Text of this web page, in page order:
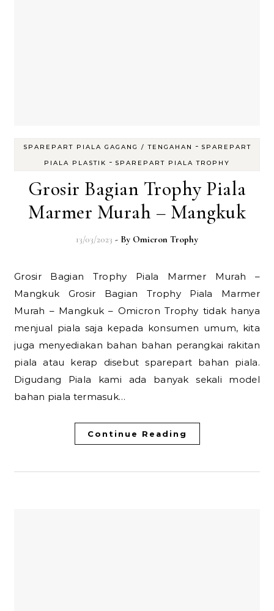
SPAREPART PIALA GAGANG / TENGAHAN - SPAREPART
PIALA PLASTIK - SPAREPART PIALA TROPHY
Grosir Bagian Trophy Piala
Marmer Murah – Mangkuk
13/03/2023 - By Omicron Trophy
Grosir Bagian Trophy Piala Marmer Murah –
Mangkuk Grosir Bagian Trophy Piala Marmer
Murah – Mangkuk – Omicron Trophy tidak hanya
menjual piala saja kepada konsumen umum, kita
juga menyediakan bahan bahan perangkai rakitan
piala atau kerap disebut sparepart bahan piala.
Digudang Piala kami ada banyak sekali model
bahan piala termasuk…
Continue Reading